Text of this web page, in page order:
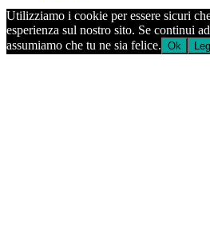
Utilizziamo i cookie per essere sicuri
esperienza sul nostro sito. Se continui
assumiamo che tu ne sia felice. Ok